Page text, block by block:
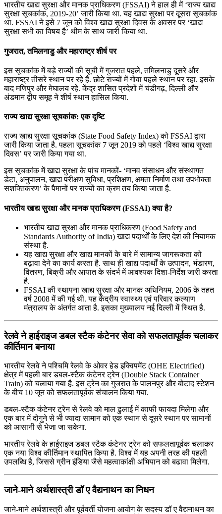
भारतीय खाद्य सुरक्षा और मानक प्राधिकरण (FSSAI) ने हाल ही में ‘राज्य खाद्य
सुरक्षा सूचकांक, 2019-20’ जारी किया था. यह खाद्य सुरक्षा पर दूसरा सूचकांक
था. FSSAI ने इसे 7 जून को विश्व खाद्य सुरक्षा दिवस के अवसर पर ‘खाद्य
सुरक्षा सभी का विषय है’ थीम के साथ जारी किया था.
गुजरात, तमिलनाडु और महाराष्ट्र शीर्ष पर
इस सूचकांक में बड़े राज्यों की सूची में गुजरात पहले, तमिलनाडु दूसरे और
महाराष्ट्र तीसरे स्थान पर रहे हैं. छोटे राज्यों में गोवा पहले स्थान पर रहा. इसके
बाद मणिपुर और मेघालय रहे. केंद्र शासित प्रदेशों में चंडीगढ़, दिल्ली और
अंडमान द्वीप समूह ने शीर्ष स्थान हासिल किया.
राज्य खाद्य सुरक्षा सूचकांक: एक दृष्टि
राज्य खाद्य सुरक्षा सूचकांक (State Food Safety Index) को FSSAI द्वारा
जारी किया जाता है. पहला सूचकांक 7 जून 2019 को पहले ‘विश्व खाद्य सुरक्षा
दिवस’ पर जारी किया गया था.
इस सूचकांक में खाद्य सुरक्षा के पांच मानकों- ‘मानव संसाधन और संस्थागत
डेटा, अनुपालन, खाद्य परीक्षण सुविधा, प्रशिक्षण, क्षमता निर्माण तथा उपभोक्ता
सशक्तिकरण’ के पैमानों पर राज्यों का क्रम तय किया जाता है.
भारतीय खाद्य सुरक्षा और मानक प्राधिकरण (FSSAI) क्या है?
भारतीय खाद्य सुरक्षा और मानक प्राधिकरण (Food Safety and
Standards Authority of India) खाद्य पदार्थों के लिए देश की नियामक
संस्था है.
यह खाद्य सुरक्षा और खाद्य मानकों के बारे में सामान्य जागरूकता को
बढ़ावा देने का कार्य करता है. साथ ही खाद्य पदार्थों के उत्पादन, भंडारण,
वितरण, बिक्री और आयात के संदर्भ में आवश्यक दिशा-निर्देश जारी करता
है.
FSSAI की स्थापना खाद्य सुरक्षा और मानक अधिनियम, 2006 के तहत
वर्ष 2008 में की गई थी. यह केंद्रीय स्‍वास्‍थ्‍य एवं परिवार कल्याण
मंत्रालय के अंतर्गत आता है. इसका मुख्यालय नई दिल्ली में स्थित है.
रेलवे ने हाईराइज डबल स्‍टैक कंटेनर सेवा को सफलतापूर्वक चलाकर
कीर्तिमान बनाया
भारतीय रेलवे ने पश्चिमि रेलवे के ओवर हेड इक्विपमेंट (OHE Electrified)
क्षेत्र में पहली बार डबल-स्टैक कंटेनर ट्रेन (Double Stack Container
Train) को चलाया गया है. इस ट्रेन का गुजरात के पालनपुर और बोटाद स्टेशन
के बीच 10 जून को सफलतापूर्वक संचालन किया गया.
डबल-स्टैक कंटेनर ट्रेन से रेलवे को माल ढुलाई में काफी फायदा मिलेगा और
एक बार में दोगुने से भी ज्यादा सामान को एक स्‍थान से दूसरे स्थान पर सामानों
को आसानी से भेजा जा सकेगा.
भारतीय रेलवे के हाईराइज डबल स्‍टैक कंटेनर ट्रेन को सफलतापूर्वक चलाकर
एक नया विश्‍व कीर्तिमान स्‍थापित किया है. विश्‍व में यह अपनी तरह की पहली
उपलब्धि है, जिससे ग्रीन इंडिया जैसे महत्‍वाकांक्षी अभियान को बढावा मिलेगा.
जाने-माने अर्थशास्त्री डॉ ए वैद्यनाथन का निधन
जाने-माने अर्थशास्त्री और पूर्ववर्ती योजना आयोग के सदस्य डॉ ए वैद्यनाथन का